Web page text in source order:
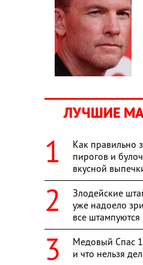
ЛУЧШИЕ
Как правильно
пирогов и
вкусной
Злодейские
уже надоело
все
Медовый Спас 1
и что нельзя